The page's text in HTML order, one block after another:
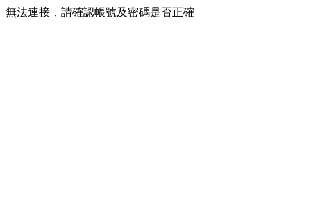
無法連接，請確認帳號及密碼是否正確